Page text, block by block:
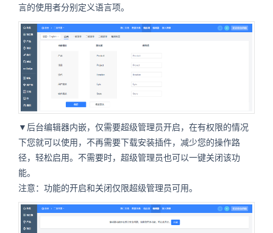
言的使用者分别定义语言项。
▼后台编辑器内嵌，仅需要超级管理员开启，在有权限的情况
下您就可以使用，不再需要下载安装插件，减少您的操作路
径，轻松启用。不需要时，超级管理员也可以一键关闭该功
能。
注意：功能的开启和关闭仅限超级管理员可用。